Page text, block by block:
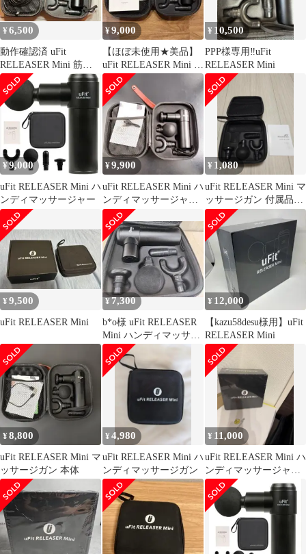
¥6,500
動作確認済 uFit
RELEASER Mini 筋膜
リリースガン
¥9,000
【ほぼ未使用★美品】
uFit RELEASER Mini /
マッサージガン
¥ 10,500
PPP様専用‼️uFit
RELEASER Mini
¥9,000
uFit RELEASER Mini ハ
ンディマッサージャー
¥9,900
uFit RELEASER Mini ハ
ンディマッサージャー
筋膜リリース
¥ 1,080
uFit RELEASER Mini マ
ッサージガン 付属品
（本体なし）
¥9,500
uFit RELEASER Mini
¥7,300
b*o様 uFit RELEASER
Mini ハンディマッサー
ジガン 完品 動
¥ 12,000
【kazu58desu様用】uFit
RELEASER Mini
¥8,800
uFit RELEASER Mini マ
ッサージガン 本体
¥4,980
uFit RELEASER Mini ハ
ンディマッサージガン
¥ 11,000
uFit RELEASER Mini ハ
ンディマッサージャー
本体